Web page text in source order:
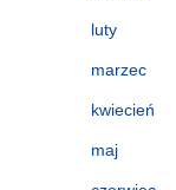
luty
marzec
kwiecień
maj